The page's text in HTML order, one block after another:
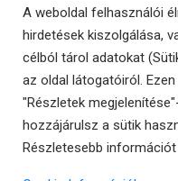
A weboldal felhasználói
hirdetések kiszolgálása,
célból tárol adatokat
az oldal látogatóiról.
"Részletek
hozzájárulsz a sütik
Részletesebb